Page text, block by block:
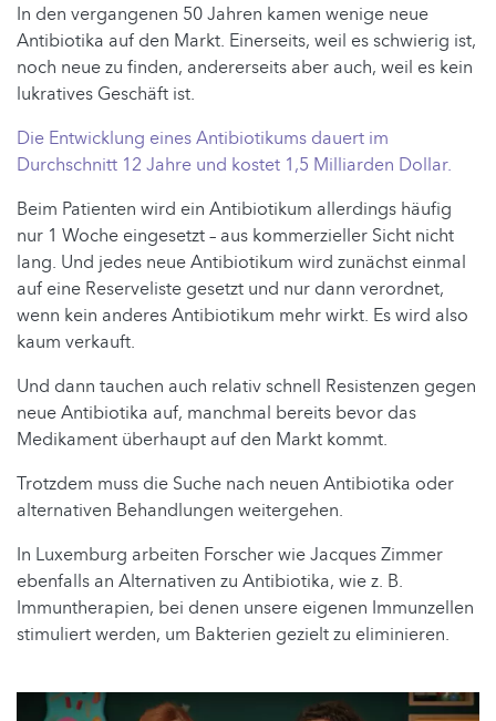
In den vergangenen 50 Jahren kamen wenige neue
Antibiotika auf den Markt. Einerseits, weil es schwierig ist,
noch neue zu finden, andererseits aber auch, weil es kein
lukratives Geschäft ist.
Die Entwicklung eines Antibiotikums dauert im
Durchschnitt 12 Jahre und kostet 1,5 Milliarden Dollar.
Beim Patienten wird ein Antibiotikum allerdings häufig
nur 1 Woche eingesetzt – aus kommerzieller Sicht nicht
lang. Und jedes neue Antibiotikum wird zunächst einmal
auf eine Reserveliste gesetzt und nur dann verordnet,
wenn kein anderes Antibiotikum mehr wirkt. Es wird also
kaum verkauft.
Und dann tauchen auch relativ schnell Resistenzen gegen
neue Antibiotika auf, manchmal bereits bevor das
Medikament überhaupt auf den Markt kommt.
Trotzdem muss die Suche nach neuen Antibiotika oder
alternativen Behandlungen weitergehen.
In Luxemburg arbeiten Forscher wie Jacques Zimmer
ebenfalls an Alternativen zu Antibiotika, wie z. B.
Immuntherapien, bei denen unsere eigenen Immunzellen
stimuliert werden, um Bakterien gezielt zu eliminieren.